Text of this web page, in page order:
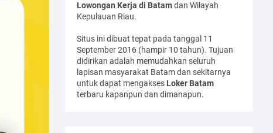
Lowongan Kerja di Batamdan Wilayah
Kepulauan Riau.
Situs ini dibuat tepat pada tanggal 11
September 2016 (hampir 10 tahun). Tujuan
didirikan adalah memudahkan seluruh
lapisan masyarakat Batam dan sekitarnya
untuk dapat mengakses Loker Batam
terbaru kapanpun dan dimanapun.